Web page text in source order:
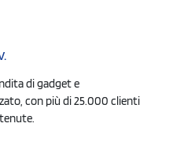
di gadget e
con più di 25.000 clienti